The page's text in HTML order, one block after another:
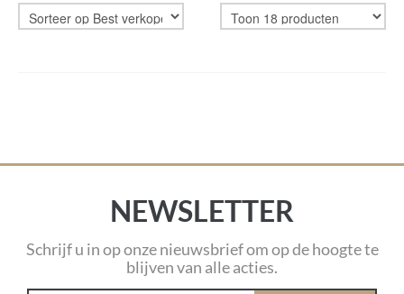
NEWSLETTER
Schrijf u in op onze nieuwsbrief om op de hoogte te
blijven van alle acties.